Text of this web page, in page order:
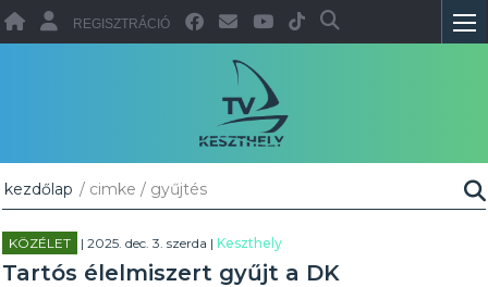
REGISZTRÁCIÓ
kezdőlap / cimke / gyűjtés
KÖZÉLET | 2025. dec. 3. szerda |Keszthely
Tartós élelmiszert gyűjt a DK